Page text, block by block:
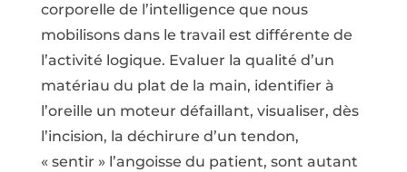
corporelle de l’intelligence que nous
mobilisons dans le travail est différente de
l’activité logique. Evaluer la qualité d’un
matériau du plat de la main, identifier à
l’oreille un moteur défaillant, visualiser, dès
l’incision, la déchirure d’un tendon,
« sentir » l’angoisse du patient, sont autant